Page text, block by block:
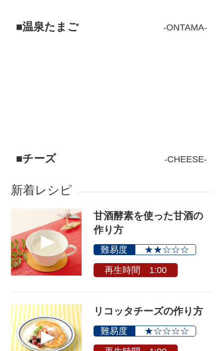
温泉たまご ONTAMA
チーズ CHEESE
新着レシピ
甘酒酵素を使った甘酒の
作り方
難易度 ★★☆☆☆
再生時間 1:00
リコッタチーズの作り方
難易度 ★☆☆☆☆